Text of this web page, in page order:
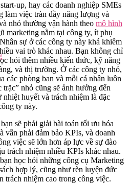
up, hay các doanh nghiệp SMEs
làm việc tràn đầy năng lượng và
nhỏ thường vận hành theo mô hình
marketing nằm tại công ty, ít phụ
sự ở các công ty này khá khiêm
vai trò khác nhau. Bạn không chỉ
hỏi thêm nhiều kiến thức, kỹ năng
và thị trường. Ở các công ty nhỏ,
các phòng ban và mỗi cá nhân luôn
nhỏ cũng sẽ ảnh hưởng đến
huyết và trách nhiệm là đặc
ty này.
sẽ phải giải bài toán tối ưu hóa
vẫn phải đảm bảo KPIs, và doanh
việc sẽ lớn hơn áp lực về sự đào
trách nhiệm nhiều KPIs khác nhau.
học hỏi những công cụ Marketing
hợp lý, cũng như rèn luyện đức
trách nhiệm cao trong công việc.